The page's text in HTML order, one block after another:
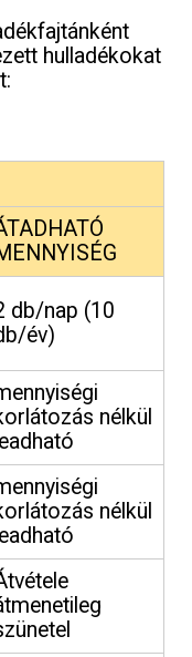
hulladékokat
db/nap (10
év)
nélkül
leadható
nélkül
leadható